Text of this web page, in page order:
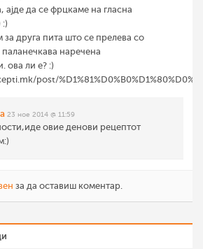
ајде да се фрцкаме на гласна
:)
за друга пита што се прелева со
паланечкава наречена
ова ли е? :)
post/
23 ное 2014 @ 11:59
овие денови рецептот
за да оставиш коментар.